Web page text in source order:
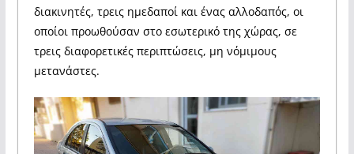
διακινητές, τρεις ημεδαποί και ένας αλλοδαπός, οι
οποίοι προωθούσαν στο εσωτερικό της χώρας, σε
τρεις διαφορετικές περιπτώσεις, μη νόμιμους
μετανάστες.